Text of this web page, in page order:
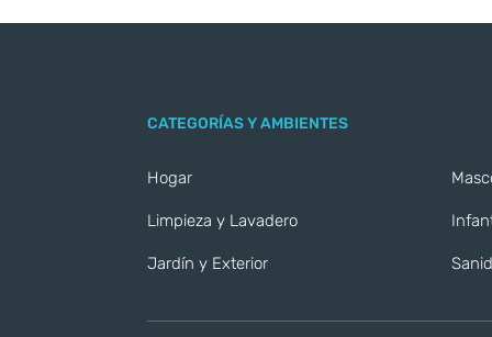
CATEGORÍAS Y AMBIENTES
Hogar
Limpieza y Lavadero
Jardín y Exterior